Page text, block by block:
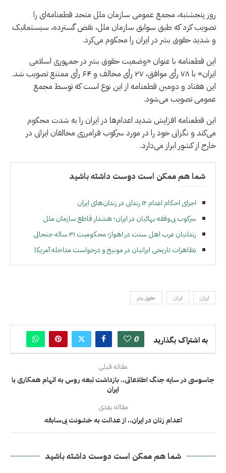
روز پنجشنبه، مجمع عمومی سازمان ملل متحد قطعنامه‌ای را
تصویب کرد که طبق سوابق سازمان ملل، نقض گسترده، سیستماتیک
و شدید حقوق بشر در ایران را محکوم می‌کرد.
این قطعنامه با عنوان «وضعیت حقوق بشر در جمهوری اسلامی
ایران» با ۷۸ رأی موافق، ۲۷ رأی مخالف و ۶۴ رأی ممتنع تصویب شد.
این هفتاد و دومین قطعنامه از این نوع است که توسط مجمع
عمومی تصویب می‌شود.
این قطعنامه افزایش شدید اعدام‌ها در ایران را به شدت محکوم
می‌کند و نگرانی خود را در مورد سرکوب فرامرزی مخالفان ایرانی در
خارج از کشور ابراز می‌دارد.
شما هم ممکن است دوست داشته باشید
اجرای احکام اعدام ۱۲ زندانی در زندان‌های ایران
سرکوب بی‌وقفه بهائیان در ایران؛ هشدار قاطع سازمان ملل
زندانیان عرب اهل سنت در اهواز؛ محکومیت ۳۱ ساله جنجالی
تظاهرات تاریخی ایرانیان در مونیخ و درخواست مداخله آمریکا
ايران ایران حقوق بشر
به اشتراک بگذارید 0
مقاله قبلی
جاسوسی در سایه جنگ اطلاعاتی.. بازداشت تبعه روس به اتهام همکاری با
ایران
مقاله بعدی
اعدام زنان در ایران.. از عدالت به خشونت بی‌سابقه
شما هم ممکن است دوست داشته باشید